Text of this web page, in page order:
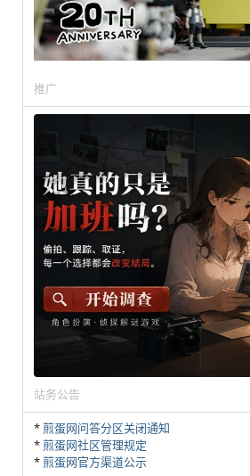
推广
站务公告
*煎蛋网问答分区关闭通知
*煎蛋网社区管理规定
*煎蛋网官方渠道公示